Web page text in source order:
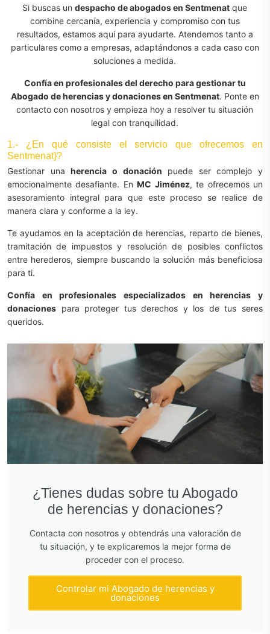
Si buscas undespacho de abogados en Sentmenat que
combine cercanía, experiencia y compromiso con tus
resultados, estamos aquí para ayudarte. Atendemos tanto a
particulares como a empresas, adaptándonos a cada caso con
soluciones a medida.
Confía en profesionales del derecho para gestionar tu
Abogado de herencias y donaciones en Sentmenat. Ponte en
contacto con nosotros y empieza hoy a resolver tu situación
legal con tranquilidad.
1.- ¿En qué consiste el servicio que ofrecemos en
Sentmenat}?
Gestionar unaherencia o donación puede ser complejo y
emocionalmente desafiante. EnMC Jiménez, te ofrecemos un
asesoramiento integral para que este proceso se realice de
manera clara y conforme a la ley.
Te ayudamos en la aceptación de herencias, reparto de bienes,
tramitación de impuestos y resolución de posibles conflictos
entre herederos, siempre buscando la solución más beneficiosa
para ti.
Confía en profesionales especializados en herencias y
donaciones para proteger tus derechos y los de tus seres
queridos.
¿Tienes dudas sobre tu Abogado
de herencias y donaciones?
Contacta con nosotros y obtendrás una valoración de
tu situación, y te explicaremos la mejor forma de
proceder con el proceso.
Controlar mi Abogado de herencias y
donaciones